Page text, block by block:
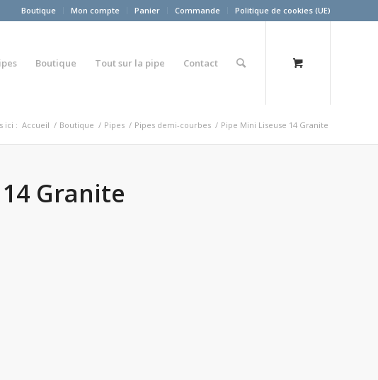
Boutique Mon compte Panier Commande Politique de cookies (UE)
Boutique Tout sur la pipe Contact
ici : Accueil / Boutique / Pipes / Pipes demi-courbes / Pipe Mini Liseuse 14 Granite
Granite